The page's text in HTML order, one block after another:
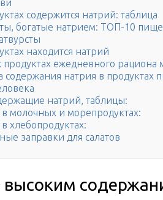
содержится натрий: таблица
богатые натрием: ТОП-10
находится натрий
продуктах ежедневного рациона
содержания натрия в продуктах
натрий, таблицы:
молочных и морепродуктах:
хлебопродуктах:
заправки для салатов
высоким